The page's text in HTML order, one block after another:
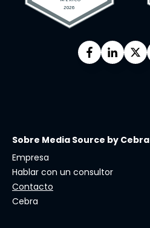
Sobre Media Source by Cebra
Empresa
Hablar con un consultor
Contacto
Cebra